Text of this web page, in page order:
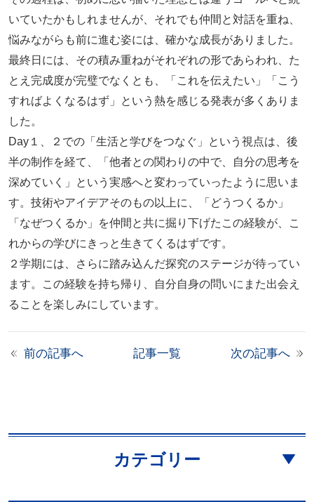
いていたかもしれませんが、それでも仲間と対話を重ね、
悩みながらも前に進む姿には、確かな成長がありました。
最終日には、その積み重ねがそれぞれの形であらわれ、た
とえ完成度が完璧でなくとも、「これを伝えたい」「こう
すればよくなるはず」という熱を感じる発表が多くありま
した。
Day１、２での「生活と学びをつなぐ」という視点は、後
半の制作を経て、「他者との関わりの中で、自分の思考を
深めていく」という実感へと変わっていったように思いま
す。技術やアイデアそのもの以上に、「どうつくるか」
「なぜつくるか」を仲間と共に掘り下げたこの経験が、こ
れからの学びにきっと生きてくるはずです。
２学期には、さらに踏み込んだ探究のステージが待ってい
ます。この経験を持ち帰り、自分自身の問いにまた出会え
ることを楽しみにしています。
前の記事へ 記事一覧 次の記事へ
カテゴリー